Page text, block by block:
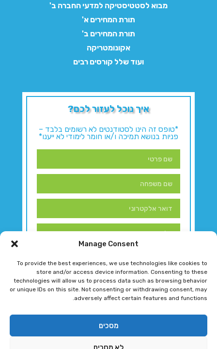
Manage Consent
To provide the best experiences, we use technologies like cookies to
store and/or access device information. Consenting to these
technologies will allow us to process data such as browsing behavior
or unique IDs on this site. Not consenting or withdrawing consent, may
adversely affect certain features and functions.
מסכים
מבוא לסטטיסטיקה למדעי החברה ב'
תורת המחירים א'
תורת המחירים ב'
אקונומטריקה
ועוד שלל קורסים רבים
איך נוכל לעזור לכם?
*טופס זה הינו לסטודנטים לא רשומים בלבד –
פניות בנושא תמיכה ו/או חומר לימודי לא ייענו*